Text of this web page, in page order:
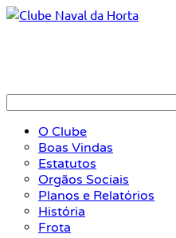
O Clube
Boas Vindas
Estatutos
Orgãos Sociais
Planos e Relatórios
História
Frota